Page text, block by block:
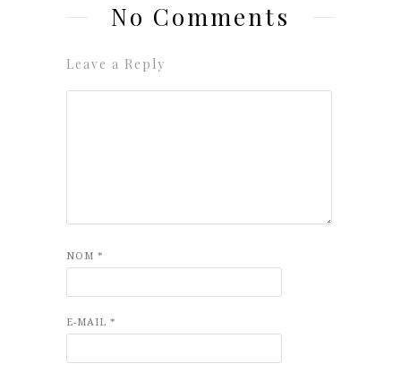
No Comments
Leave a Reply
NOM *
E-MAIL *